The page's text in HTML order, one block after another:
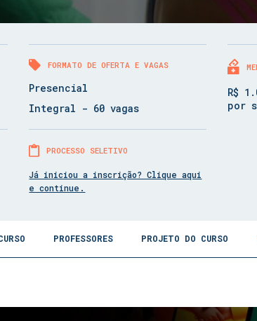
FORMATO DE OFERTA E VAGAS
Presencial
Integral - 60 vagas
R$
por
PROCESSO SELETIVO
Já iniciou a inscrição? Clique aqui
e continue.
PROFESSORES PROJETO DO CURSO